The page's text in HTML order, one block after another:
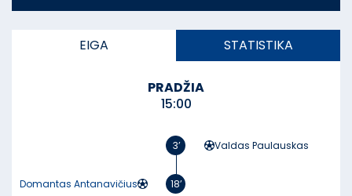
EIGA STATISTIKA
PRADŽIA
15:00
3’ Valdas Paulauskas
Domantas Antanavičius 18’